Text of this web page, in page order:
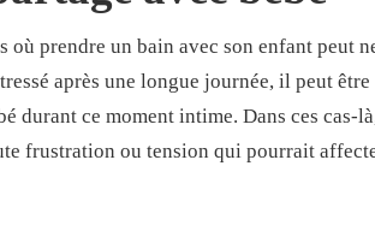
prendre un bain avec son enfant peut
après une longue journée, il peut être
durant ce moment intime. Dans ces cas-
frustration ou tension qui pourrait